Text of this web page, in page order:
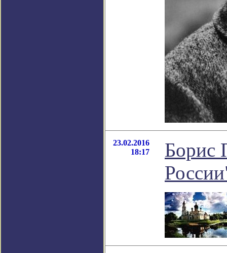
23.02.2016
18:17
Борис